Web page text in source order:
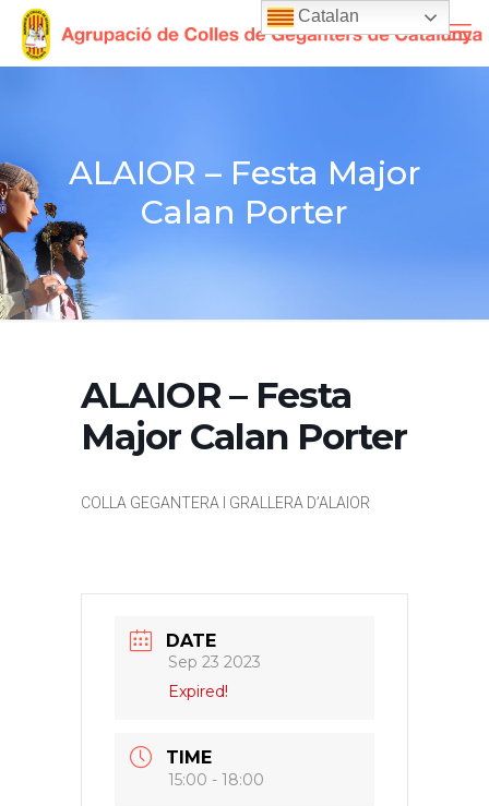
ALAIOR – Festa Major
Calan Porter
ALAIOR – Festa
Major Calan Porter
COLLA GEGANTERA I GRALLERA D’ALAIOR
DATE
Sep 23 2023
Expired!
TIME
15:00 - 18:00
Catalan